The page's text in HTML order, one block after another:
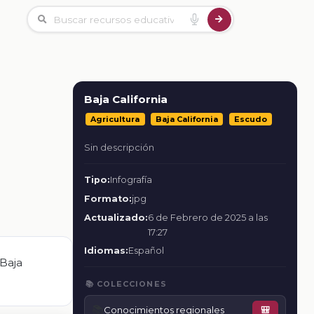
Baja California
Agricultura Baja California Escudo
Sin descripción
Tipo:Infografía
Formato:jpg
Actualizado:6 de Febrero de 2025 a las
17:27
Idiomas:Español
📚 COLECCIONES
Conocimientos regionales 🎒